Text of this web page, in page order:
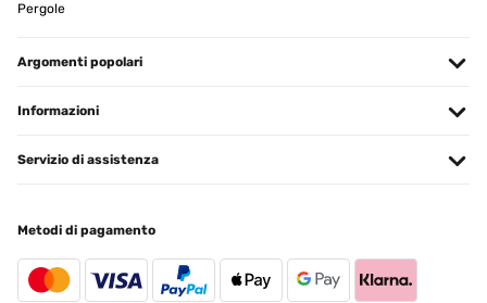
Pergole
Argomenti popolari
Informazioni
Servizio di assistenza
Metodi di pagamento